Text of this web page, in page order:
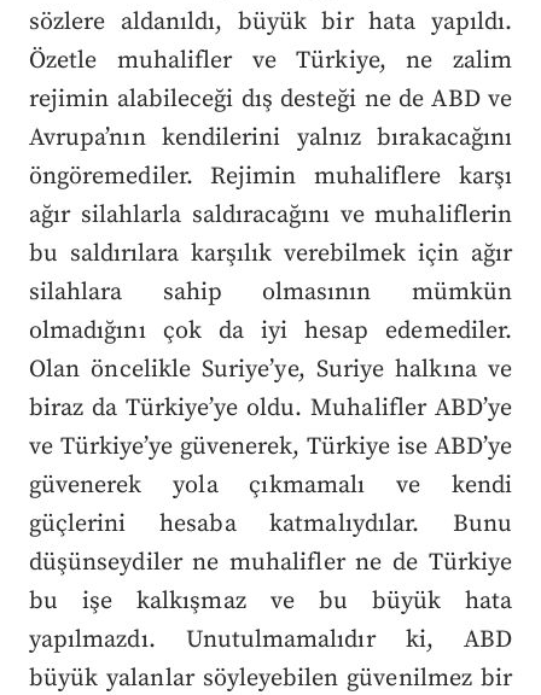
sözlere aldanıldı, büyük bir hata yapıldı.
Özetle muhalifler ve Türkiye, ne zalim
rejimin alabileceği dış desteği ne de ABD ve
Avrupa’nın kendilerini yalnız bırakacağını
öngöremediler. Rejimin muhaliflere karşı
ağır silahlarla saldıracağını ve muhaliflerin
bu saldırılara karşılık verebilmek için ağır
silahlara sahip olmasının mümkün
olmadığını çok da iyi hesap edemediler.
Olan öncelikle Suriye’ye, Suriye halkına ve
biraz da Türkiye’ye oldu. Muhalifler ABD’ye
ve Türkiye’ye güvenerek, Türkiye ise ABD’ye
güvenerek yola çıkmamalı ve kendi
güçlerini hesaba katmalıydılar. Bunu
düşünseydiler ne muhalifler ne de Türkiye
bu işe kalkışmaz ve bu büyük hata
yapılmazdı. Unutulmamalıdır ki, ABD
büyük yalanlar söyleyebilen güvenilmez bir